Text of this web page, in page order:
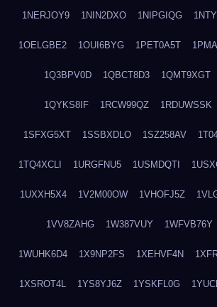
1NERJOY9 1NIN2DXO 1NIPGIQG
1OELGBE2 1OUI6BYG 1PET0A5T
1Q3BPV0D 1QBCT8D3 1QMT9XGT
1QYKS8IF 1RCW99QZ 1RDUWSSK
1SFXG5XT 1SSBXDLO 1SZ258AV
1TQ4XCLI 1URGFNU5 1USMDQTI
1UXXH5X4 1V2M00OW 1VHOFJ5Z
1VV8ZAHG 1W387VUY 1WFVB76Y
1WUHK6D4 1X9NP2FS 1XEHVF4N
1XSROT4L 1YS8YJ6Z 1YSKFL0G